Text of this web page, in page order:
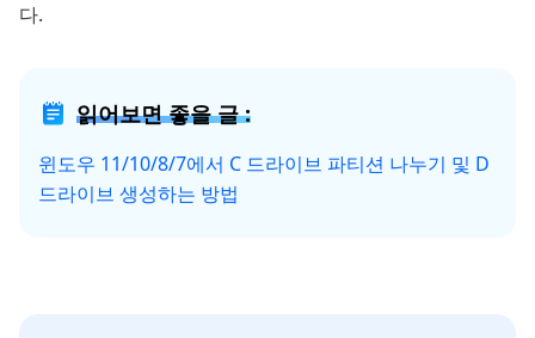
다.
읽어보면 좋을 글 :
윈도우 11/10/8/7에서 C 드라이브 파티션 나누기 및 D
드라이브 생성하는 방법